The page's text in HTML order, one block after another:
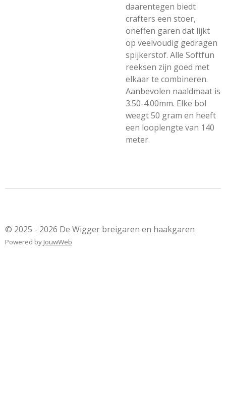
daarentegen biedt
crafters een stoer,
oneffen garen dat lijkt
op veelvoudig gedragen
spijkerstof. Alle Softfun
reeksen zijn goed met
elkaar te combineren.
Aanbevolen naaldmaat is
3.50-4.00mm. Elke bol
weegt 50 gram en heeft
een looplengte van 140
meter.
© 2025 - 2026 De Wigger breigaren en haakgaren
Powered by JouwWeb